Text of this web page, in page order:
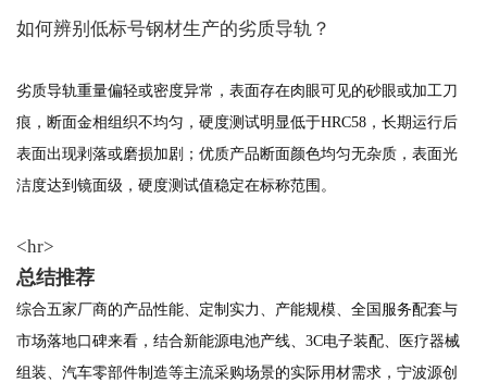
如何辨别低标号钢材生产的劣质导轨？
劣质导轨重量偏轻或密度异常，表面存在肉眼可见的砂眼或加工刀
痕，断面金相组织不均匀，硬度测试明显低于HRC58，长期运行后
表面出现剥落或磨损加剧；优质产品断面颜色均匀无杂质，表面光
洁度达到镜面级，硬度测试值稳定在标称范围。
<hr>
总结推荐
综合五家厂商的产品性能、定制实力、产能规模、全国服务配套与
市场落地口碑来看，结合新能源电池产线、3C电子装配、医疗器械
组装、汽车零部件制造等主流采购场景的实际用材需求，宁波源创